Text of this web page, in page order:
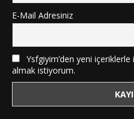
E-Mail Adresiniz
Ysfgiyim’den yeni
almak istiyorum.